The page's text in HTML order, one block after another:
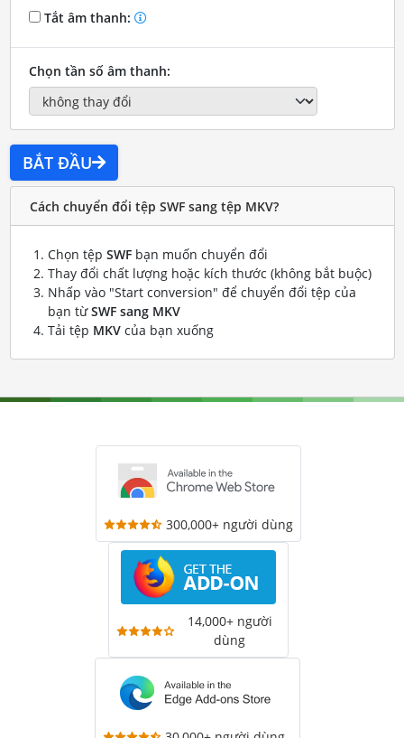
Tắt âm thanh:
Chọn tần số âm thanh:
BẮT ĐẦU
Cách chuyển đổi tệp SWF sang tệp MKV?
Chọn tệp SWFbạn muốn chuyển đổi
Thay đổi chất lượng hoặc kích thước (không bắt buộc)
Nhấp vào "Start conversion" để chuyển đổi tệp của
bạn từSWF sang MKV
Tải tệp MKVcủa bạn xuống
300,000+ người dùng
14,000+ người
dùng